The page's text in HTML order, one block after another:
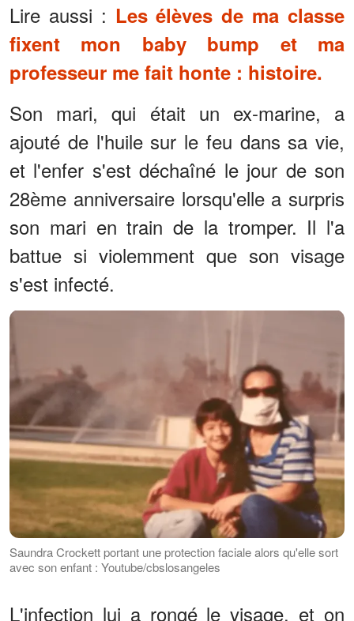
Lire aussi : Les élèves de ma classe
fixent mon baby bump et ma
professeur me fait honte : histoire.
Son mari, qui était un ex-marine, a
ajouté de l'huile sur le feu dans sa vie,
et l'enfer s'est déchaîné le jour de son
28ème anniversaire lorsqu'elle a surpris
son mari en train de la tromper. Il l'a
battue si violemment que son visage
s'est infecté.
Saundra Crockett portant une protection faciale alors qu'elle sort
avec son enfant : Youtube/cbslosangeles
L'infection lui a rongé le visage, et on